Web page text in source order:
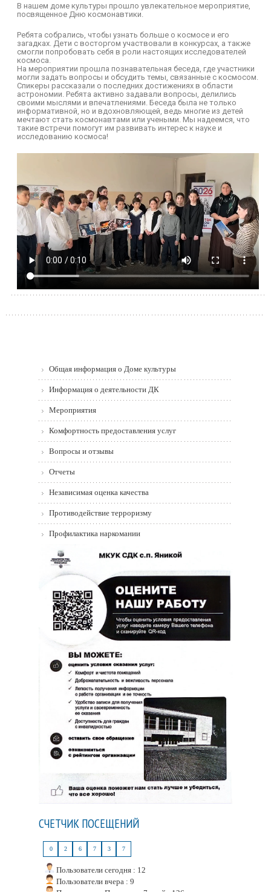
В нашем доме культуры прошло увлекательное мероприятие,
посвященное Дню космонавтики.
Ребята собрались, чтобы узнать больше о космосе и его
загадках. Дети с восторгом участвовали в конкурсах, а также
смогли попробовать себя в роли настоящих исследователей
космоса.
На мероприятии прошла познавательная беседа, где участники
могли задать вопросы и обсудить темы, связанные с космосом.
Спикеры рассказали о последних достижениях в области
астрономии. Ребята активно задавали вопросы, делились
своими мыслями и впечатлениями. Беседа была не только
информативной, но и вдохновляющей, ведь многие из детей
мечтают стать космонавтами или учеными. Мы надеемся, что
такие встречи помогут им развивать интерес к науке и
исследованию космоса!
Общая информация о Доме культуры
Информация о деятельности ДК
Мероприятия
Комфортность предоставления услуг
Вопросы и отзывы
Отчеты
Независимая оценка качества
Противодействие терроризму
Профилактика наркомании
СЧЕТЧИК ПОСЕЩЕНИЙ
0 2 6 7 3 7
Пользователи сегодня : 12
Пользователи вчера : 9